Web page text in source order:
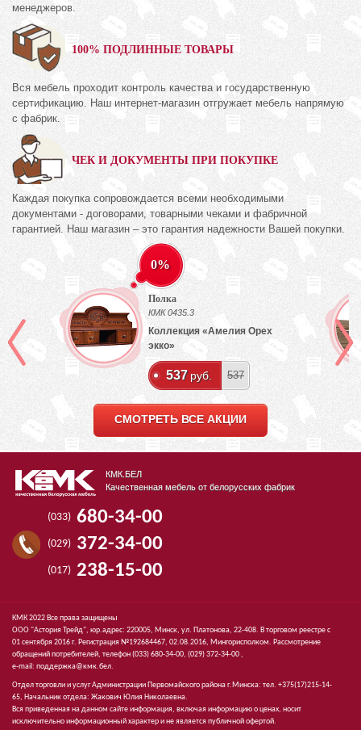
менеджеров.
100% ПОДЛИННЫЕ ТОВАРЫ
Вся мебель проходит контроль качества и государственную
сертификацию. Наш интернет-магазин отгружает мебель напрямую
с фабрик.
ЧЕК И ДОКУМЕНТЫ ПРИ ПОКУПКЕ
Каждая покупка сопровождается всеми необходимыми
документами - договорами, товарными чеками и фабричной
гарантией. Наш магазин – это гарантия надежности Вашей покупки.
0%
Полка
КМК 0435.3
Коллекция «Амелия Орех
экко»
537 руб. 537
СМОТРЕТЬ ВСЕ АКЦИИ
КМК.БЕЛ
Качественная мебель от белорусских фабрик
(033) 680-34-00
(029) 372-34-00
(017) 238-15-00
КМК 2022 Все права защищены
ООО "Астория Трейд", юр.адрес: 220005, Минск, ул. Платонова, 22-408. В торговом реестре с
01 сентября 2016 г. Регистрация №192684467, 02.08.2016, Мингорисполком. Рассмотрение
обращений потребителей, телефон(033)680-34-00, (029)372-34-00 ,
e-mail: поддержка@кмк.бел.
Отдел торговли и услуг Администрации Первомайского района г.Минска: тел. +375(17)215-14-
65, Начальник отдела: Жакович Юлия Николаевна.
Вся приведенная на данном сайте информация, включая информацию о ценах, носит
исключительно информационный характер и не является публичной офертой.